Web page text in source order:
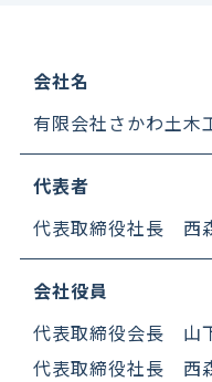
会社名
有限会社さかわ土木
代表者
代表取締役社長 西
会社役員
代表取締役会長 山
代表取締役社長